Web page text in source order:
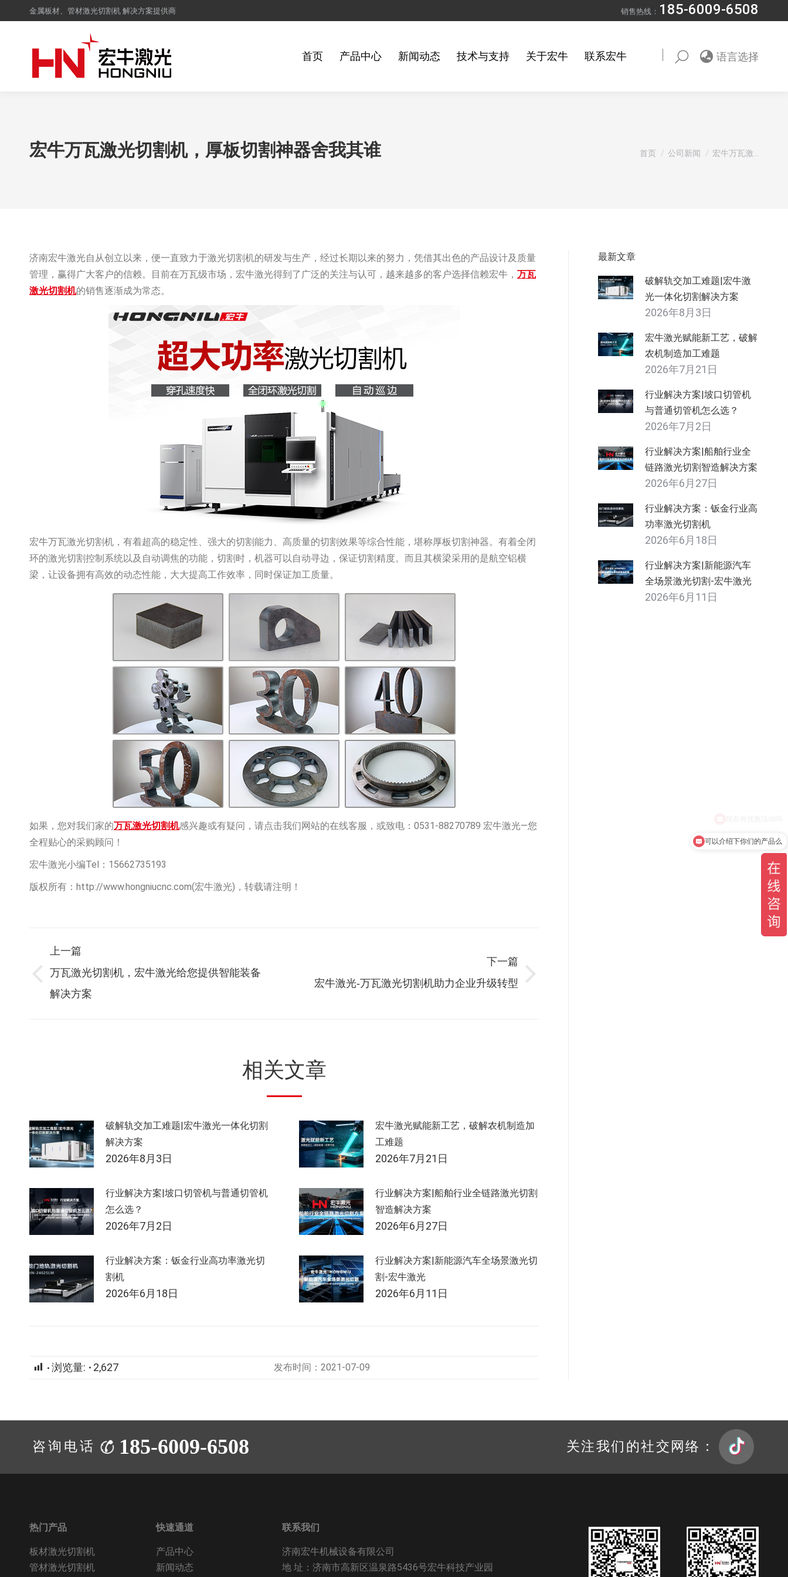
金属板材、管材激光切割机 解决方案提供商 销售热线： 185-6009-6508
首页 产品中心 新闻动态 技术与支持 关于宏牛 联系宏牛 Search: 语言选择
宏牛万瓦激光切割机，厚板切割神器舍我其谁 您在这里：
首页 公司新闻 宏牛万瓦激…
济南宏牛激光自从创立以来，便一直致力于激光切割机的研发与生产，经过长期以来的努力，凭借其出色的产品设计及质量
管理，赢得广大客户的信赖。目前在万瓦级市场，宏牛激光得到了广泛的关注与认可，越来越多的客户选择信赖宏牛， 万瓦
激光切割机的销售逐渐成为常态。
宏牛万瓦激光切割机，有着超高的稳定性、强大的切割能力、高质量的切割效果等综合性能，堪称厚板切割神器。有着全闭
环的激光切割控制系统以及自动调焦的功能，切割时，机器可以自动寻边，保证切割精度。而且其横梁采用的是航空铝横
梁，让设备拥有高效的动态性能，大大提高工作效率，同时保证加工质量。
如果，您对我们家的万瓦激光切割机感兴趣或有疑问，请点击我们网站的在线客服，或致电：0531-88270789 宏牛激光—您
全程贴心的采购顾问！
宏牛激光小编Tel：15662735193
版权所有：http://www.hongniucnc.com(宏牛激光)，转载请注明！
章
上一篇
上
一
万瓦激光切割机，宏牛激光给您提供智能装备
解决方案
下一篇
宏牛激光-万瓦激光切割机助力企业升级转型
相关文章
破解轨交加工难题|宏牛激光一体化切割
解决方案
2026年8月3日
宏牛激光赋能新工艺，破解农机制造加
工难题
2026年7月21日
行业解决方案|坡口切管机与普通切管机
怎么选？
2026年7月2日
行业解决方案|船舶行业全链路激光切割
智造解决方案
2026年6月27日
行业解决方案：钣金行业高功率激光切
割机
2026年6月18日
行业解决方案|新能源汽车全场景激光切
割-宏牛激光
2026年6月11日
浏览量: 2,627 发布时间：2021-07-09
最新文章
破解轨交加工难题|宏牛激
光一体化切割解决方案
2026年8月3日
宏牛激光赋能新工艺，破解
农机制造加工难题
2026年7月21日
行业解决方案|坡口切管机
与普通切管机怎么选？
2026年7月2日
行业解决方案|船舶行业全
链路激光切割智造解决方案
2026年6月27日
行业解决方案：钣金行业高
功率激光切割机
2026年6月18日
行业解决方案|新能源汽车
全场景激光切割-宏牛激光
2026年6月11日
关注我们的社交网络：
咨询电话： 185-6009-6508
热门产品
板材激光切割机
管材激光切割机
快速通道
产品中心
新闻动态
联系我们
济南宏牛机械设备有限公司
地 址：济南市高新区温泉路5436号宏牛科技产业园
可以介绍下你们的产品么